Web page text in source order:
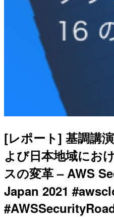
[レポート] 基調講
よび日本地域にお
スの変革 – AWS
Japan 2021